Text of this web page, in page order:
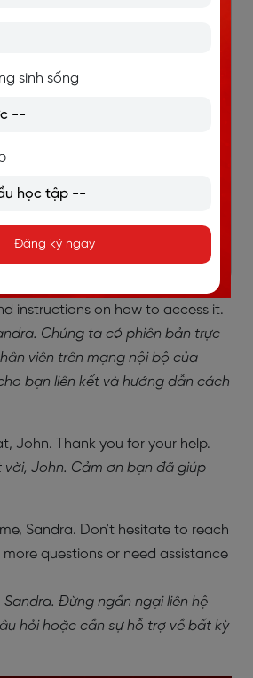
Còn về quy định về trang
công sở nhẹ nhàng, nhưng bạn
tiết trong Sổ tay Nhân viên.)
to learn more about
viên để tìm hiểu thêm về các
ty không?)
We have an online version of
on our company intranet. I'll
instructions on how to access it.
Chúng ta có phiên bản trực
viên trên mạng nội bộ của
bạn liên kết và hướng dẫn cách
John. Thank you for your help.
vời, John. Cảm ơn bạn đã giúp
Sandra. Don't hesitate to reach
questions or need assistance
Sandra. Đừng ngần ngại liên hệ
hỏi hoặc cần sự hỗ trợ về bất kỳ
sinh sống
Đăng ký ngay